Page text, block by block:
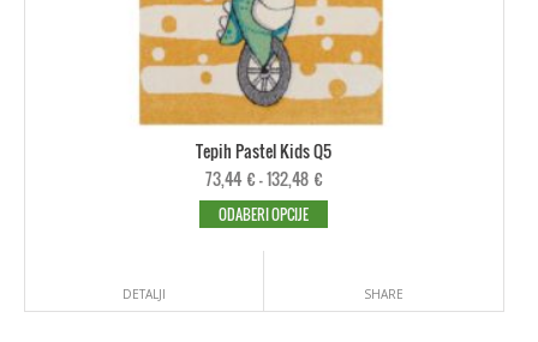
Tepih Pastel Kids Q5
73,44 €–132,48 €
ODABERI OPCIJE
DETALJI SHARE